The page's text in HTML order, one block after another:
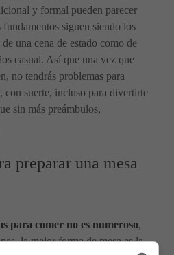
y formal pueden parecer
siguen siendo los
una cena de estado como de
casual. Así que una vez que
no tendrás problemas para
con suerte, incluso para divertirte
sin más preámbulos,
preparar una mesa
para comer no es numeroso,
la mejor forma de mesa es la